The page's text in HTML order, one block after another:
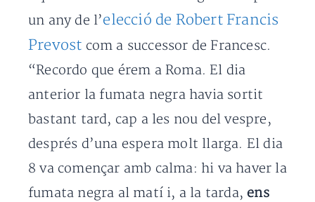
un any de l’elecció de Robert Francis
Prevost com a successor de Francesc.
“Recordo que érem a Roma. El dia
anterior la fumata negra havia sortit
bastant tard, cap a les nou del vespre,
després d’una espera molt llarga. El dia
8 va començar amb calma: hi va haver la
fumata negra al matí i, a la tarda, ens